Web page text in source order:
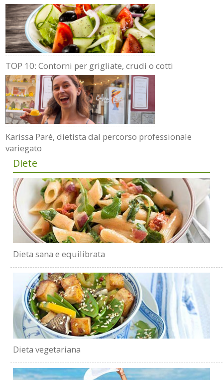
TOP 10: Contorni per grigliate, crudi o cotti
Karissa Paré, dietista dal percorso professionale
variegato
Diete
Dieta sana e equilibrata
Dieta vegetariana